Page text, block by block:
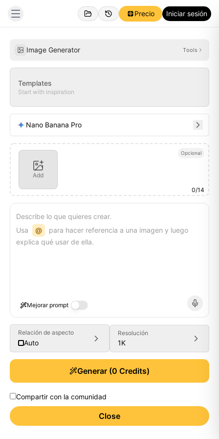
Precio Iniciar sesión
Image Generator Tools
Templates
Start with inspiration
Nano Banana Pro
Opcional
Add
0/14
Describe lo que quieres crear.
Usa
@
para hacer referencia a una imagen y luego
explica qué usar de ella.
Mejorar prompt
Relación de aspecto
Auto
Resolución
1K
Generar (0 Credits)
Compartir con la comunidad
Close
Generate